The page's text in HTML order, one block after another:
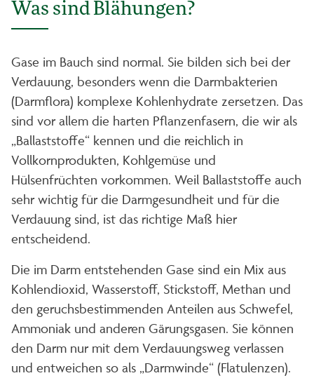
Was sind Blähungen?
Gase im Bauch sind normal. Sie bilden sich bei der
Verdauung, besonders wenn die Darmbakterien
(Darmflora) komplexe Kohlenhydrate zersetzen. Das
sind vor allem die harten Pflanzenfasern, die wir als
„Ballaststoffe“ kennen und die reichlich in
Vollkornprodukten, Kohlgemüse und
Hülsenfrüchten vorkommen. Weil Ballaststoffe auch
sehr wichtig für die Darmgesundheit und für die
Verdauung sind, ist das richtige Maß hier
entscheidend.
Die im Darm entstehenden Gase sind ein Mix aus
Kohlendioxid, Wasserstoff, Stickstoff, Methan und
den geruchsbestimmenden Anteilen aus Schwefel,
Ammoniak und anderen Gärungsgasen. Sie können
den Darm nur mit dem Verdauungsweg verlassen
und entweichen so als „Darmwinde“ (Flatulenzen).